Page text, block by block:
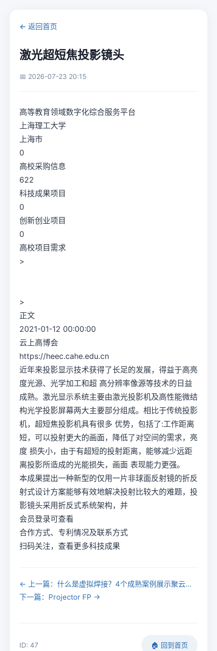
← 返回首页
激光超短焦投影镜头
📅 2026-07-23 20:15
高等教育领域数字化综合服务平台
上海理工大学
上海市
0
高校采购信息
622
科技成果项目
0
创新创业项目
0
高校项目需求
>
>
正文
2021-01-12 00:00:00
云上高博会
https://heec.cahe.edu.cn
近年来投影显示技术获得了长足的发展，得益于高亮
度光源、光学加工和超 高分辨率像源等技术的日益
成熟。激光显示系统主要由激光投影机及高性能微结
构光学投影屏幕两大主要部分组成。相比于传统投影
机，超短焦投影机具有很多 优势，包括了:工作距离
短，可以投射更大的画面，降低了对空间的需求，亮
度 损失小，由于有超短的投射距离，能够减少远距
离投影所造成的光能损失，画面 表现能力更强。
本成果提出一种新型的仅用一片非球面反射镜的折反
射式设计方案能够有效地解决投射比较大的难题，投
影镜头采用折反式系统架构，并
会员登录可查看
合作方式、专利情况及联系方式
扫码关注，查看更多科技成果
← 上一篇：什么是虚拟焊接？4个成熟案例展示聚云境VR焊接实训平台
下一篇：Projector FP →
ID: 47 🏠 回到首页